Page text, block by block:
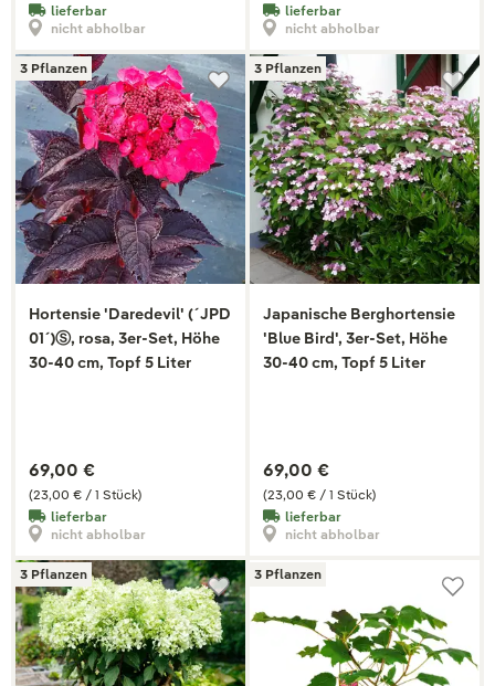
lieferbar
nicht abholbar
lieferbar
nicht abholbar
3 Pflanzen
Hortensie 'Daredevil' (´JPD
01´)Ⓢ, rosa, 3er-Set, Höhe
30-40 cm, Topf 5 Liter
(23,00 € / 1 Stück)
69,00 €
lieferbar
nicht abholbar
3 Pflanzen
Japanische Berghortensie
'Blue Bird', 3er-Set, Höhe
30-40 cm, Topf 5 Liter
(23,00 € / 1 Stück)
69,00 €
lieferbar
nicht abholbar
3 Pflanzen 3 Pflanzen